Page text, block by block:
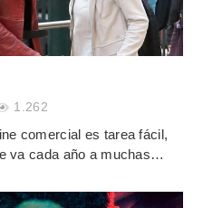
1.262
comercial es tarea fácil,
va cada año a muchas…